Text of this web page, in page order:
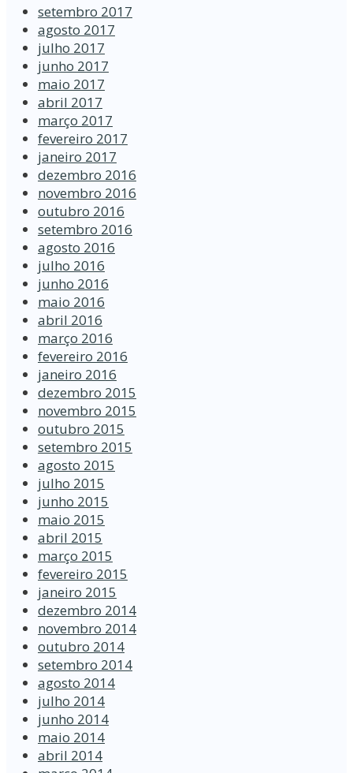
setembro 2017
agosto 2017
julho 2017
junho 2017
maio 2017
abril 2017
março 2017
fevereiro 2017
janeiro 2017
dezembro 2016
novembro 2016
outubro 2016
setembro 2016
agosto 2016
julho 2016
junho 2016
maio 2016
abril 2016
março 2016
fevereiro 2016
janeiro 2016
dezembro 2015
novembro 2015
outubro 2015
setembro 2015
agosto 2015
julho 2015
junho 2015
maio 2015
abril 2015
março 2015
fevereiro 2015
janeiro 2015
dezembro 2014
novembro 2014
outubro 2014
setembro 2014
agosto 2014
julho 2014
junho 2014
maio 2014
abril 2014